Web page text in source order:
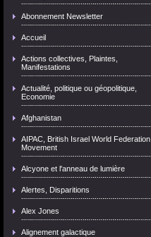
Abonnement Newsletter
Accueil
Actions collectives, Plaintes,
Manifestations
Actualité, politique ou géopolitique,
Economie
Afghanistan
AIPAC, British Israel World Federation
Movement
Alcyone et l'anneau de lumière
Alertes, Disparitions
Alex Jones
Alignement galactique